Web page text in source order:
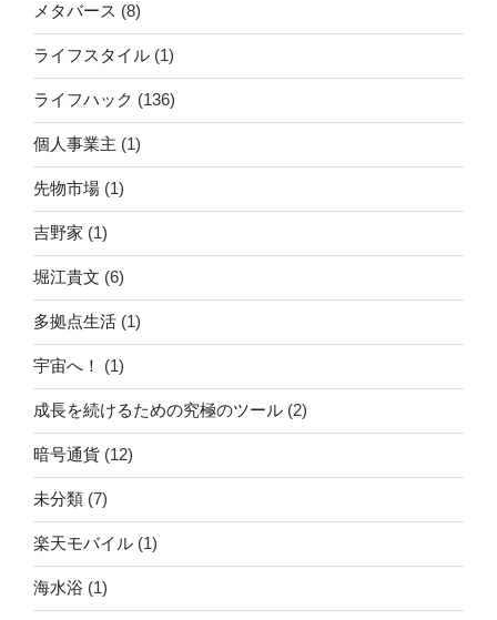
メタバース (8)
ライフスタイル (1)
ライフハック (136)
個人事業主 (1)
先物市場 (1)
吉野家 (1)
堀江貴文 (6)
多拠点生活 (1)
宇宙へ！ (1)
成長を続けるための究極のツール (2)
暗号通貨 (12)
未分類 (7)
楽天モバイル (1)
海水浴 (1)